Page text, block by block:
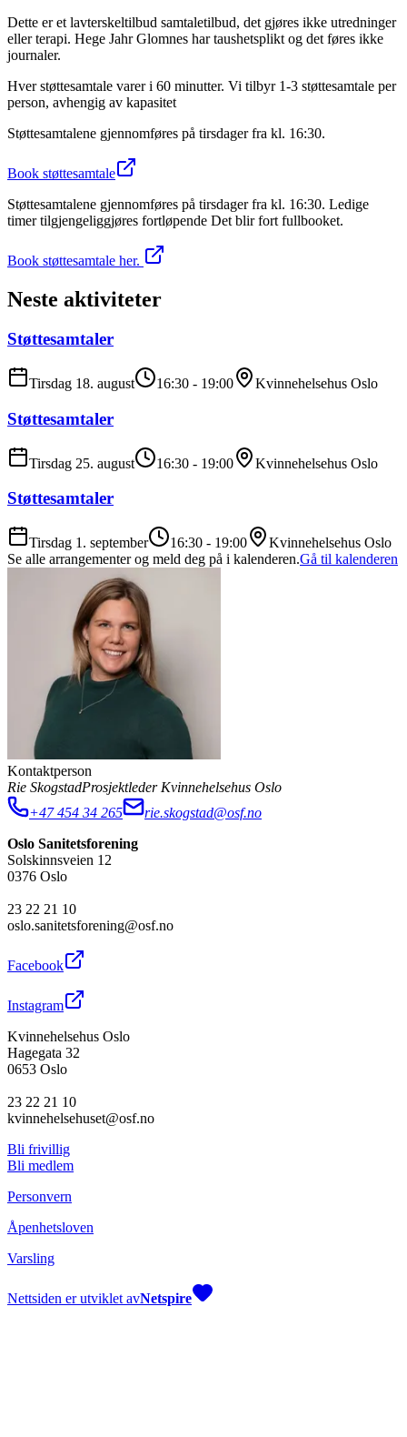
Dette er et lavterskeltilbud samtaletilbud, det gjøres ikke utredninger
eller terapi. Hege Jahr Glomnes har taushetsplikt og det føres ikke
journaler.
Hver støttesamtale varer i 60 minutter. Vi tilbyr 1-3 støttesamtale per
person, avhengig av kapasitet
Støttesamtalene gjennomføres på tirsdager fra kl. 16:30.
Book støttesamtale
Støttesamtalene gjennomføres på tirsdager fra kl. 16:30. Ledige
timer tilgjengeliggjøres fortløpende Det blir fort fullbooket.
Book støttesamtale her.
Neste aktiviteter
Støttesamtaler
Tirsdag 18. august 16:30 - 19:00 Kvinnehelsehus Oslo
Støttesamtaler
Tirsdag 25. august 16:30 - 19:00 Kvinnehelsehus Oslo
Støttesamtaler
Tirsdag 1. september 16:30 - 19:00
Kvinnehelsehus Oslo
Se alle arrangementer og meld deg på i kalenderen.Gå til kalenderen
Kontaktperson
Rie SkogstadProsjektleder Kvinnehelsehus Oslo
+47 454 34 265
rie.skogstad@osf.no
Oslo Sanitetsforening
Solskinnsveien 12
0376 Oslo
23 22 21 10
oslo.sanitetsforening@osf.no
Facebook
Instagram
Kvinnehelsehus Oslo
Hagegata 32
0653 Oslo
23 22 21 10
kvinnehelsehuset@osf.no
Bli frivillig
Bli medlem
Personvern
Åpenhetsloven
Varsling
Nettsiden er utviklet avNetspire